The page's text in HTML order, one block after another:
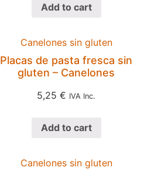
Add to cart
Canelones sin gluten
Placas de pasta fresca sin
gluten – Canelones
5,25 € IVA Inc.
Add to cart
Canelones sin gluten